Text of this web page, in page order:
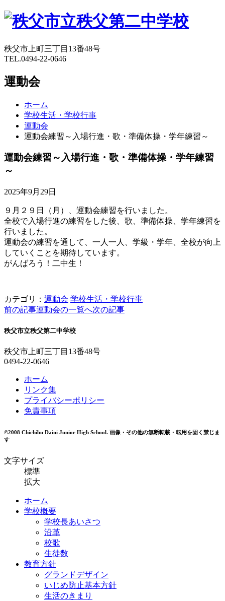
秩父市上町三丁目13番48号
TEL.0494-22-0646
運動会
ホーム
学校生活・学校行事
運動会
運動会練習～入場行進・歌・準備体操・学年練習～
運動会練習～入場行進・歌・準備体操・学年練習
～
2025年9月29日
９月２９日（月）、運動会練習を行いました。
全校で入場行進の練習をした後、歌、準備体操、学年練習を
行いました。
運動会の練習を通して、一人一人、学級・学年、全校が向上
していくことを期待しています。
がんばろう！二中生！
カテゴリ： 運動会 学校生活・学校行事
前の記事運動会の一覧へ次の記事
秩父市立秩父第二中学校
秩父市上町三丁目13番48号
0494-22-0646
ホーム
リンク集
プライバシーポリシー
免責事項
©2008 Chichibu Daini Junior High School. 画像・その他の無断転載・転用を固く禁じま
す
文字サイズ
標準
拡大
ホーム
学校概要
学校長あいさつ
沿革
校歌
生徒数
教育方針
グランドデザイン
いじめ防止基本方針
生活のきまり